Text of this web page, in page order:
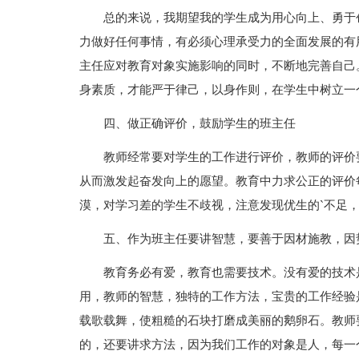
总的来说，我期望我的学生成为用心向上、勇
力做好任何事情，有必须心理承受力的全面发展的
主任应对教育对象实施影响的同时，不断地完善自
身素质，才能严于律己，以身作则，在学生中树立
四、做正确评价，鼓励学生的班主任
教师经常要对学生的工作进行评价，教师的评
从而激发起奋发向上的愿望。教育中力求公正的评
漠，对学习差的学生不歧视，注意发现优生的`不足
五、作为班主任要讲智慧，要善于因材施教，因
教育务必有爱，教育也需要技术。没有爱的技
用，教师的智慧，独特的工作方法，宝贵的工作经
载歌载舞，使粗糙的石块打磨成美丽的鹅卵石。教
的，还要讲求方法，因为我们工作的对象是人，每